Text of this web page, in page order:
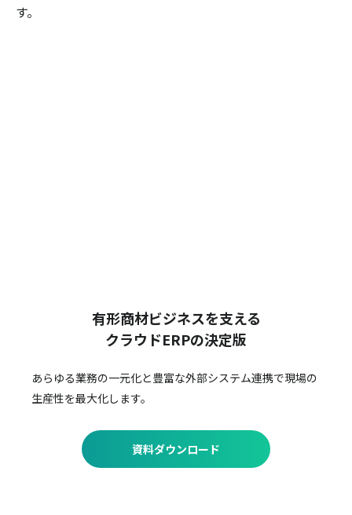
す。
有形商材ビジネスを支える
クラウドERPの決定版
あらゆる業務の一元化と豊富な外部システム連携で現場の
生産性を最大化します。
資料ダウンロード